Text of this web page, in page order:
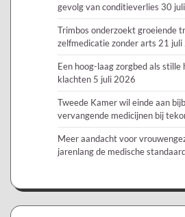
gevolg van conditieverlies 30
Trimbos onderzoekt groeiende
zelfmedicatie zonder arts 21 juli
Een hoog-laag zorgbed als
klachten 5 juli 2026
Tweede Kamer wil einde aan
vervangende medicijnen bij
Meer aandacht voor
jarenlang de medische